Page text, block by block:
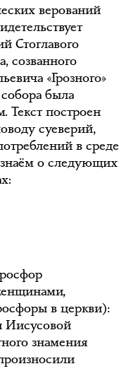
верований
Стоглавого
созванного
«Грозного»
была
Текст построен
суеверий,
в среде
о следующих
в церкви):
Иисусовой
знамения